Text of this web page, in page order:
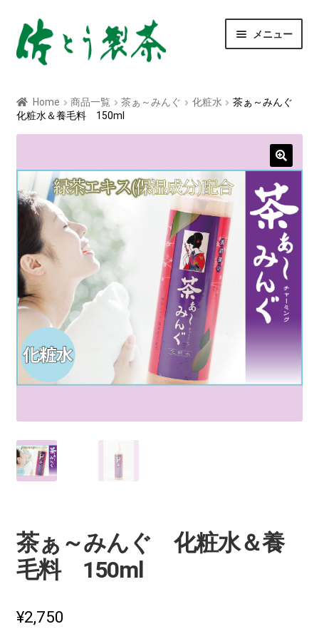
ナ
ビ
ゲ
ョ
ン
へ
キ
プ
コ
ン
テ
へ
ス
キ
プ
メニュー
深むし茶
青汁
ティーバッグ
粉末茶
菊芋
茶ぁ～みんぐ
マイアカウント
Home 商品一覧 茶ぁ～みんぐ 化粧水
茶ぁ～みんぐ
化粧水＆養毛料 150ml
茶ぁ～みんぐ 化粧水＆養
毛料 150ml
¥2,750